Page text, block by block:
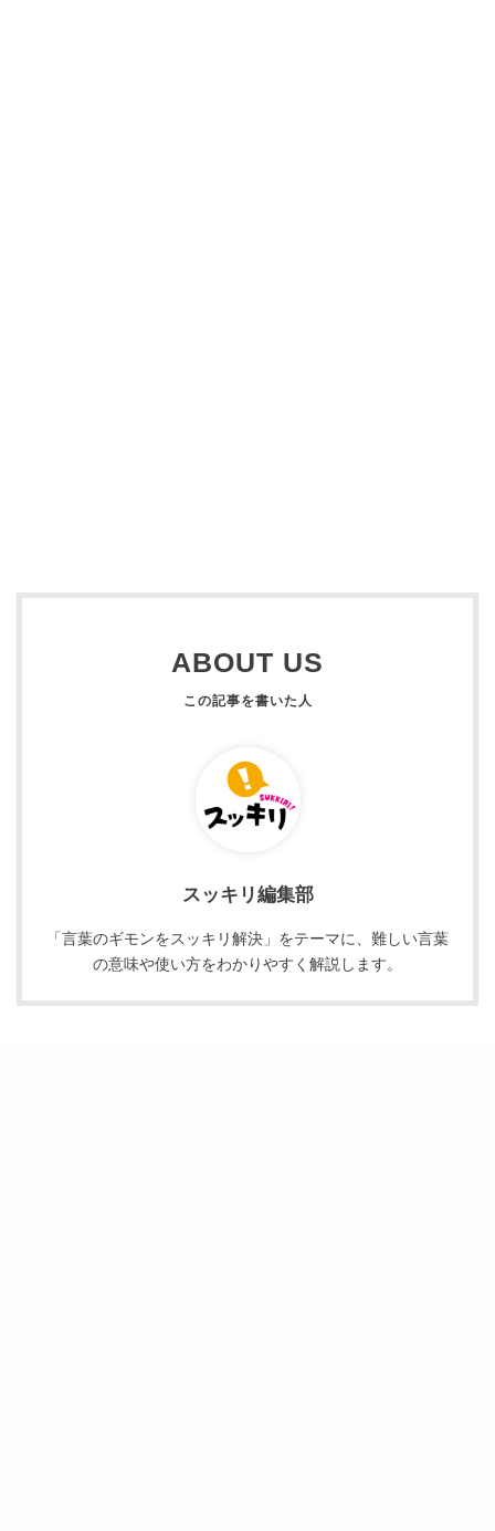
ABOUT US
スッキリ編集部
「言葉のギモンをスッキリ解決」をテーマに、難しい言葉
の意味や使い方をわかりやすく解説します。